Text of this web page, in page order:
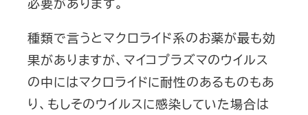
種類で言うとマクロライド系のお薬が最も効
果がありますが、マイコプラズマのウイルス
の中にはマクロライドに耐性のあるものもあ
り、もしそのウイルスに感染していた場合は